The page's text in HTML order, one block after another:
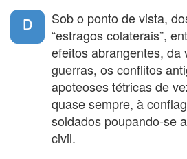
(Adaptado de: VERISSIMO, Luis
bárbaro. Rio de Janeiro: Objetiva,
D
Sob o ponto de vista,
“estragos colaterais”,
efeitos abrangentes, da
guerras, os conflitos
apoteoses tétricas de
quase sempre, à
soldados poupando-se
civil.